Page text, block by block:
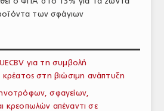
των σφάγιων
για τη συμβολή
κρέατος στη βιώσιμη ανάπτυξη
σφαγείων,
κρεοπωλών απέναντι σε